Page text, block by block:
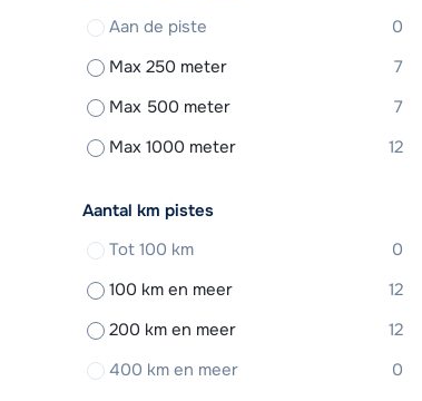
Aan de piste
0
Max 250 meter
7
Max 500 meter
7
Max 1000 meter
12
Aantal km pistes
Tot 100 km
0
100 km en meer
12
200 km en meer
12
400 km en meer
0